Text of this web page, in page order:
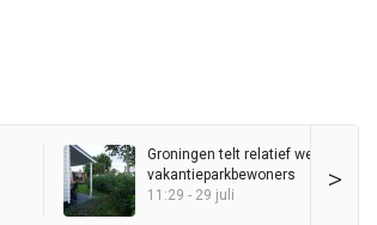
>
Groningen telt relatief weinig
vakantieparkbewoners
11:29 - 29 juli